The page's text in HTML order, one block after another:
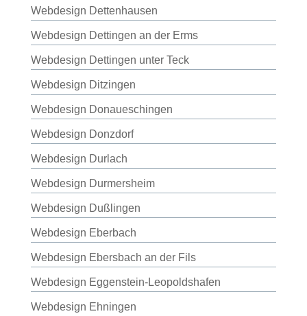
Webdesign Dettenhausen
Webdesign Dettingen an der Erms
Webdesign Dettingen unter Teck
Webdesign Ditzingen
Webdesign Donaueschingen
Webdesign Donzdorf
Webdesign Durlach
Webdesign Durmersheim
Webdesign Dußlingen
Webdesign Eberbach
Webdesign Ebersbach an der Fils
Webdesign Eggenstein-Leopoldshafen
Webdesign Ehningen